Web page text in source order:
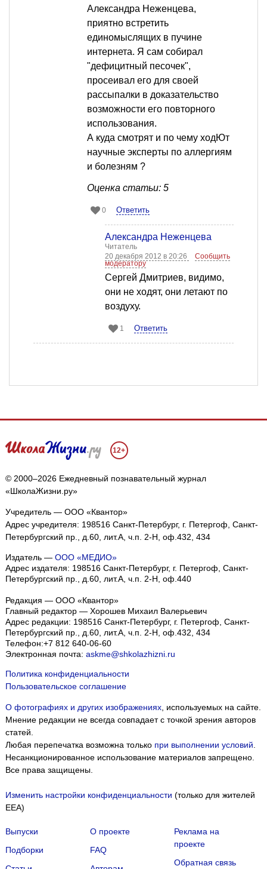
Александра Неженцева,
приятно встретить
единомыслящих в пучине
интернета. Я сам собирал
"дефицитный песочек",
просеивал его для своей
рассыпалки в доказательство
возможности его повторного
использования.
А куда смотрят и по чему ходЮт
научные эксперты по аллергиям
и болезням ?
Оценка статьи: 5
0 Ответить
Александра Неженцева
Читатель
20 декабря 2012 в 20:26
Сообщить
модератору
Сергей Дмитриев, видимо,
они не ходят, они летают по
воздуху.
1 Ответить
12+
© 2000–2026 Ежедневный познавательный журнал
«ШколаЖизни.ру»
Учредитель — ООО «Квантор»
Адрес учредителя: 198516 Санкт-Петербург, г. Петергоф, Санкт-
Петербургский пр., д.60, лит.А, ч.п. 2-Н, оф.432, 434
Издатель — ООО «МЕДИО»
Адрес издателя: 198516 Санкт-Петербург, г. Петергоф, Санкт-
Петербургский пр., д.60, лит.А, ч.п. 2-Н, оф.440
Редакция — ООО «Квантор»
Главный редактор — Хорошев Михаил Валерьевич
Адрес редакции: 198516 Санкт-Петербург, г. Петергоф Санкт-
Петербургский пр., д.60, лит.А, ч.п. 2-Н, оф.432, 434
Телефон:+7 812 640-06-60
Электронная почта: askme@shkolazhizni.ru
Политика конфиденциальности
Пользовательское соглашение
О фотографиях и других изображениях, используемых на сайте.
Мнение редакции не всегда совпадает с точкой зрения авторов
статей.
Любая перепечатка возможна только при выполнении условий
Несанкционированное использование материалов запрещено.
Все права защищены.
Изменить настройки конфиденциальности (только для жителей
EEA)
Выпуски
Подборки
О проекте
FAQ
Реклама на
проекте
Обратная связь